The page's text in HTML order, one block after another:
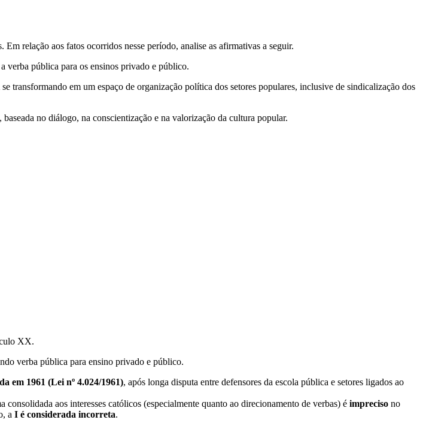
relação aos fatos ocorridos nesse período, analise as afirmativas a seguir.
verba pública para os ensinos privado e público.
em um espaço de organização política dos setores populares, inclusive de sindicalização dos
no diálogo, na conscientização e na valorização da cultura popular.
XX.
verba pública para ensino privado e público.
em 1961 (Lei nº 4.024/1961), após longa disputa entre defensores da escola pública e setores ligados ao
aos interesses católicos (especialmente quanto ao direcionamento de verbas) é impreciso no
a I é considerada incorreta.